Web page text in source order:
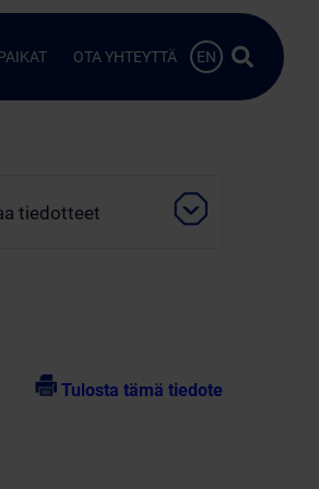
OTA YHTEYTTÄ EN Hae…
tiedotteet
Tulosta tämä tiedote